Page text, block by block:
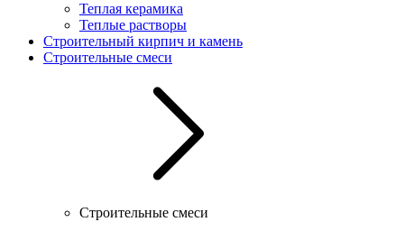
Теплая керамика
Теплые растворы
Строительный кирпич и камень
Строительные смеси
Строительные смеси